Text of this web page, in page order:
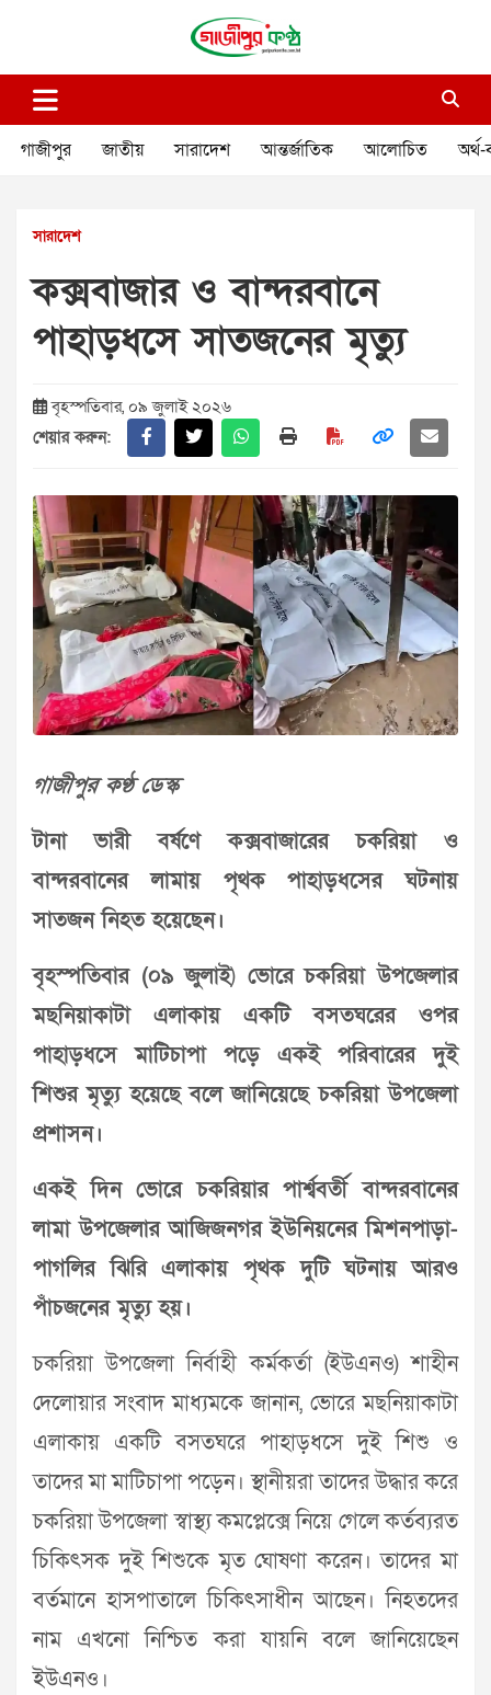
গাজীপুর কণ্ঠ
গাজীপুর জাতীয় সারাদেশ আন্তর্জাতিক আলোচিত অর্থ-
সারাদেশ
কক্সবাজার ও বান্দরবানে
পাহাড়ধসে সাতজনের মৃত্যু
বৃহস্পতিবার, ০৯ জুলাই ২০২৬
শেয়ার করুন:
গাজীপুর কণ্ঠ ডেস্ক
টানা ভারী বর্ষণে কক্সবাজারের চকরিয়া ও
বান্দরবানের লামায় পৃথক পাহাড়ধসের ঘটনায়
সাতজন নিহত হয়েছেন।
বৃহস্পতিবার (০৯ জুলাই) ভোরে চকরিয়া উপজেলার
মছনিয়াকাটা এলাকায় একটি বসতঘরের ওপর
পাহাড়ধসে মাটিচাপা পড়ে একই পরিবারের দুই
শিশুর মৃত্যু হয়েছে বলে জানিয়েছে চকরিয়া উপজেলা
প্রশাসন।
একই দিন ভোরে চকরিয়ার পার্শ্ববর্তী বান্দরবানের
লামা উপজেলার আজিজনগর ইউনিয়নের মিশনপাড়া-
পাগলির ঝিরি এলাকায় পৃথক দুটি ঘটনায় আরও
পাঁচজনের মৃত্যু হয়।
চকরিয়া উপজেলা নির্বাহী কর্মকর্তা (ইউএনও) শাহীন
দেলোয়ার সংবাদ মাধ্যমকে জানান, ভোরে মছনিয়াকাটা
এলাকায় একটি বসতঘরে পাহাড়ধসে দুই শিশু ও
তাদের মা মাটিচাপা পড়েন। স্থানীয়রা তাদের উদ্ধার করে
চকরিয়া উপজেলা স্বাস্থ্য কমপ্লেক্সে নিয়ে গেলে কর্তব্যরত
চিকিৎসক দুই শিশুকে মৃত ঘোষণা করেন। তাদের মা
বর্তমানে হাসপাতালে চিকিৎসাধীন আছেন। নিহতদের
নাম এখনো নিশ্চিত করা যায়নি বলে জানিয়েছেন
ইউএনও।